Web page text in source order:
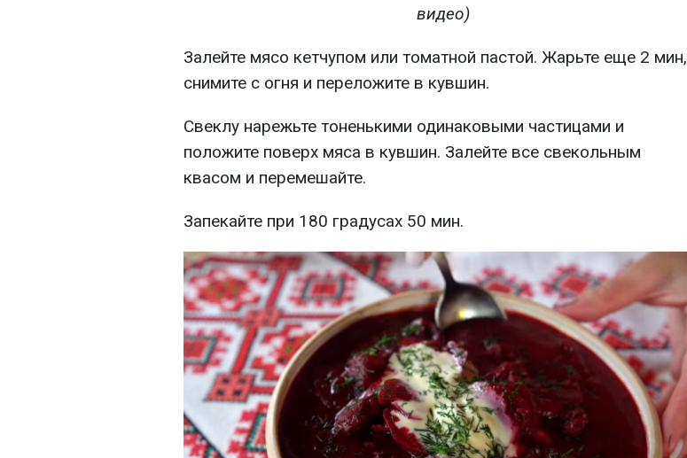
видео)
Залейте мясо кетчупом или томатной пастой. Жарьте еще 2 мин,
снимите с огня и переложите в кувшин.
Свеклу нарежьте тоненькими одинаковыми частицами и
положите поверх мяса в кувшин. Залейте все свекольным
квасом и перемешайте.
Запекайте при 180 градусах 50 мин.